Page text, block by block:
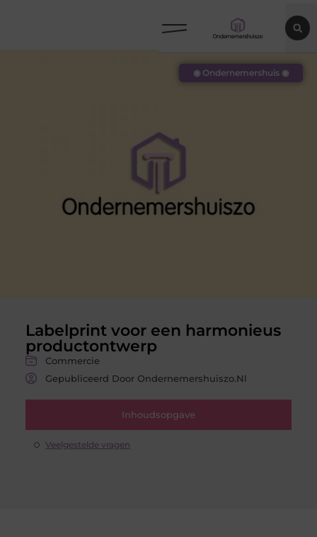
Labelprint voor een harmonieus
productontwerp
Commercie
Gepubliceerd Door Ondernemershuiszo.nl
Inhoudsopgave
Veelgestelde vragen
◉ Ondernemershuis ◉